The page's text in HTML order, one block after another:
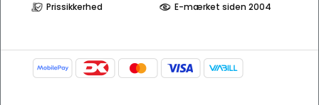
Prissikkerhed
E-mærket siden 2004